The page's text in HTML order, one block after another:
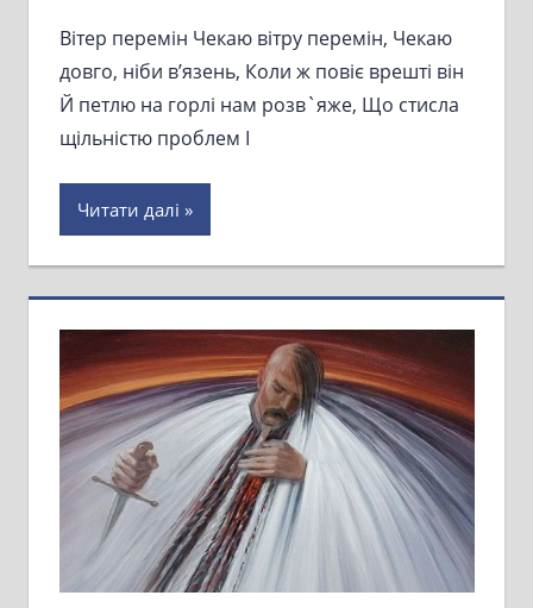
Вітер перемін Чекаю вітру перемін, Чекаю
довго, ніби в’язень, Коли ж повіє врешті він
Й петлю на горлі нам розв`яже, Що стисла
щільністю проблем І
Читати далі